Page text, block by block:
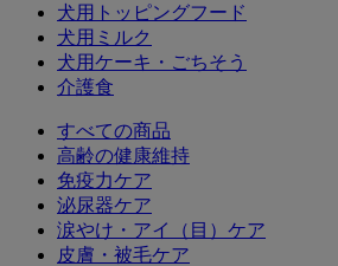
犬用トッピングフード
犬用ミルク
犬用ケーキ・ごちそう
介護食
すべての商品
高齢の健康維持
免疫力ケア
泌尿器ケア
涙やけ・アイ（目）ケア
皮膚・被毛ケア